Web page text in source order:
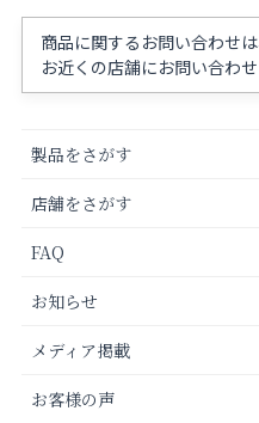
商品に関するお問い合わせは
お近くの店舗にお問い合わせ
製品をさがす
店舗をさがす
FAQ
お知らせ
メディア掲載
お客様の声